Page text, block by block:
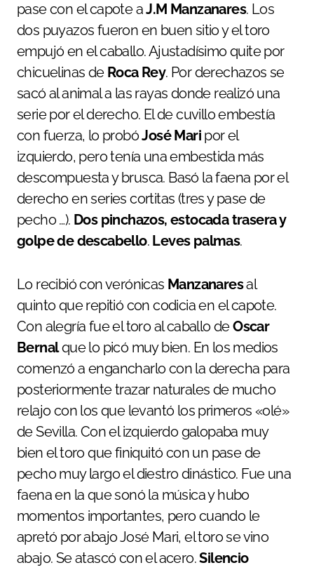
pase con el capote aJ.M Manzanares. Los
dos puyazos fueron en buen sitio y el toro
empujó en el caballo. Ajustadísimo quite por
chicuelinas de Roca Rey. Por derechazos se
sacó al animal a las rayas donde realizó una
serie por el derecho. El de cuvillo embestía
con fuerza, lo probóJosé Mari por el
izquierdo, pero tenía una embestida más
descompuesta y brusca. Basó la faena por el
derecho en series cortitas (tres y pase de
pecho …). Dos pinchazos, estocada trasera y
golpe de descabello. Leves palmas.
Lo recibió con verónicas Manzanaresal
quinto que repitió con codicia en el capote.
Con alegría fue el toro al caballo deOscar
Bernalque lo picó muy bien. En los medios
comenzó a engancharlo con la derecha para
posteriormente trazar naturales de mucho
relajo con los que levantó los primeros «olé»
de Sevilla. Con el izquierdo galopaba muy
bien el toro que finiquitó con un pase de
pecho muy largo el diestro dinástico. Fue una
faena en la que sonó la música y hubo
momentos importantes, pero cuando le
apretó por abajo José Mari, el toro se vino
abajo. Se atascó con el acero.Silencio